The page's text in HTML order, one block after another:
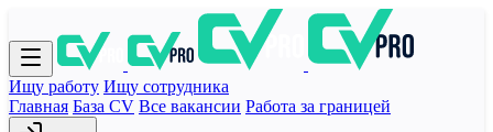
Ищу работу Ищу сотрудника
Главная База CV Все вакансии Работа за границей